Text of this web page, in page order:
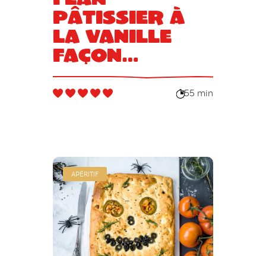
pâtissier à
la vanille
façon
Halloween
55 min
APÉRITIF